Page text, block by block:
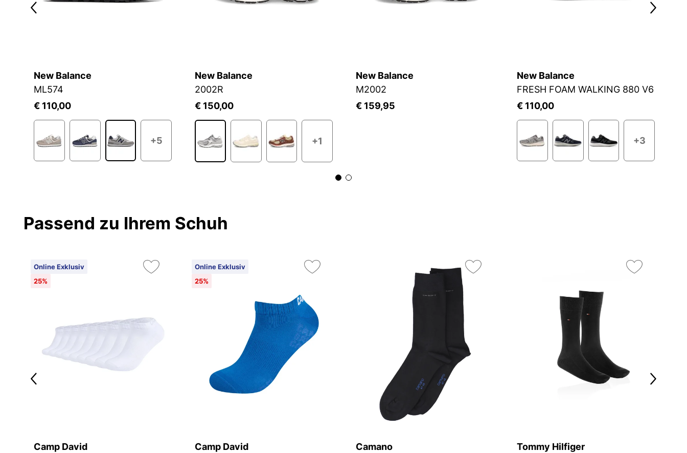
New Balance
ML574
€ 110,00
+5
New Balance
2002R
€ 150,00
+1
New Balance
M2002
€ 159,95
New Balance
FRESH FOAM WALKING 880 V6
€ 110,00
+3
Passend zu Ihrem Schuh
Online Exklusiv
25%
Camp David
Online Exklusiv
25%
Camp David
Camano
Tommy Hilfiger